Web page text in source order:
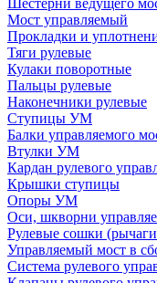
Шестерни ведущего
Мост управляемый
Прокладки и
Тяги рулевые
Кулаки поворотные
Пальцы рулевые
Наконечники рулевые
Ступицы УМ
Балки управляемого
Втулки УМ
Кардан рулевого
Крышки ступицы
Опоры УМ
Оси, шкворни
Рулевые сошки
Управляемый мост в
Система рулевого